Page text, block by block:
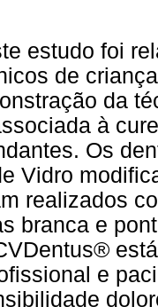
estudo foi
de
da
à
Os
Vidro
realizados
branca e
e